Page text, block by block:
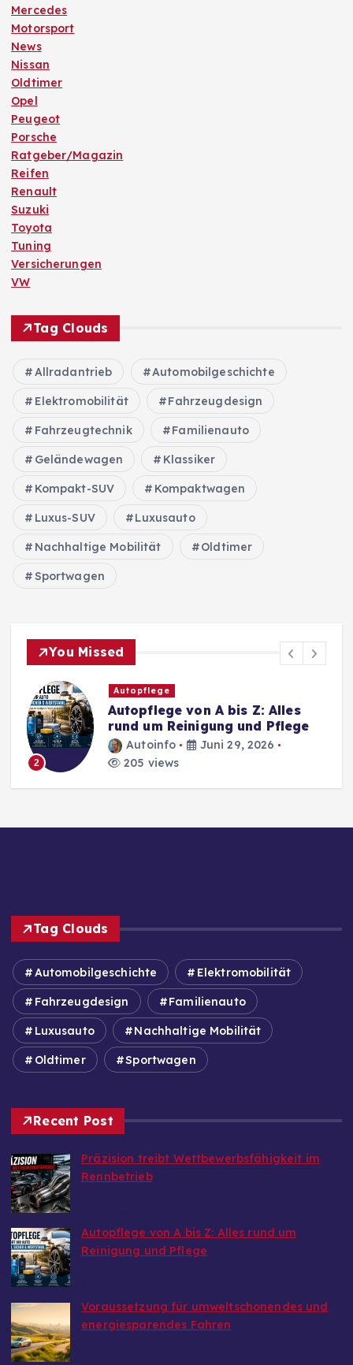
Mercedes
Motorsport
News
Nissan
Oldtimer
Opel
Peugeot
Porsche
Ratgeber/Magazin
Reifen
Renault
Suzuki
Toyota
Tuning
Versicherungen
VW
Tag Clouds
Allradantrieb Automobilgeschichte
Elektromobilität Fahrzeugdesign
Fahrzeugtechnik Familienauto
Geländewagen Klassiker
Kompakt-SUV Kompaktwagen
Luxus-SUV Luxusauto
Nachhaltige Mobilität Oldtimer
Sportwagen
You Missed
2
Autopflege
Autopflege von A bis Z: Alles
rund um Reinigung und Pflege
Autoinfo
Juni 29, 2026
205 views
Tag Clouds
Automobilgeschichte Elektromobilität
Fahrzeugdesign Familienauto
Luxusauto Nachhaltige Mobilität
Oldtimer Sportwagen
Recent Post
Präzision treibt Wettbewerbsfähigkeit im
Rennbetrieb
Autopflege von A bis Z: Alles rund um
Reinigung und Pflege
Voraussetzung für umweltschonendes und
energiesparendes Fahren